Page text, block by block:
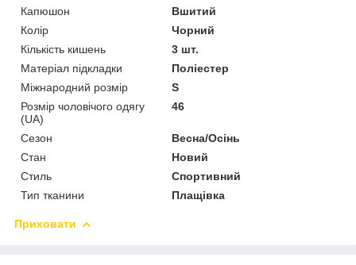
Капюшон
Вшитий
Колір
Чорний
Кількість кишень
3 шт.
Матеріал підкладки
Поліестер
Міжнародний розмір
S
Розмір чоловічого одягу
(UA)
46
Сезон
Весна/Осінь
Стан
Новий
Стиль
Спортивний
Тип тканини
Плащівка
Приховати